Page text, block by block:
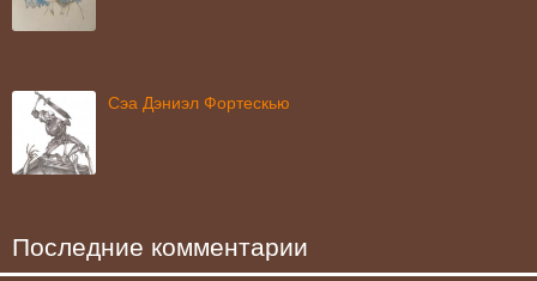
Сэа Дэниэл Фортескью
Последние комментарии